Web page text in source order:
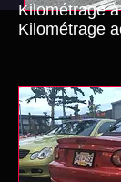
Kilométrage
Kilométrage